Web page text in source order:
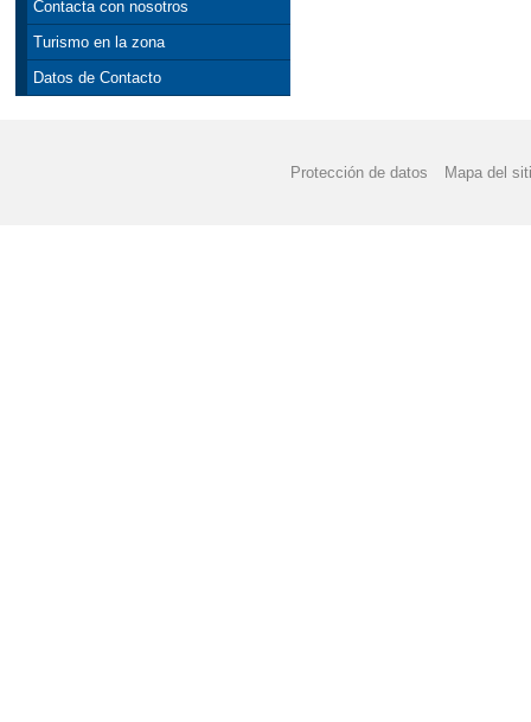
Contacta con nosotros
Turismo en la zona
Datos de Contacto
Protección de datos Mapa del